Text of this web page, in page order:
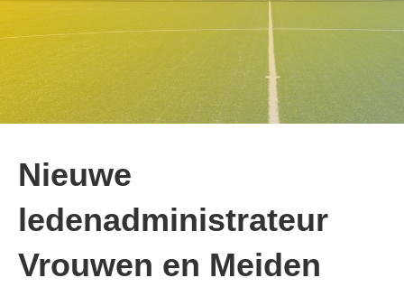
Nieuwe
ledenadministrateur
Vrouwen en Meiden